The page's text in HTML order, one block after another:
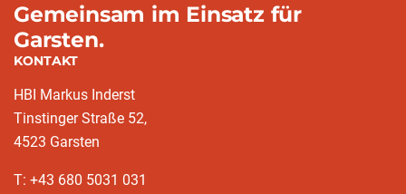
Gemeinsam im Einsatz für
Garsten.
KONTAKT
HBI Markus Inderst
Tinstinger Straße 52,
4523 Garsten
T: +43 680 5031 031